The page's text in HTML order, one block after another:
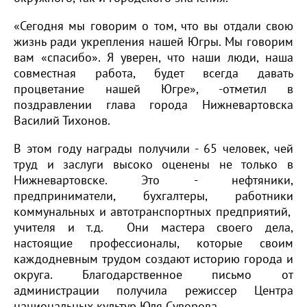
«Сегодня мы говорим о том, что вы отдали свою
жизнь ради укрепления нашей Югры. Мы говорим
вам «спасибо». Я уверен, что наши люди, наша
совместная работа, будет всегда давать
процветание нашей Югре», -отметил в
поздравлении глава города Нижневартовска
Василий Тихонов.
В этом году награды получили - 65 человек, чей
труд и заслуги высоко оценены не только в
Нижневартовске. Это - нефтяники,
предприниматели, бухгалтеры, работники
коммунальных и автотранспортных предприятий,
учителя и т.д. Они мастера своего дела,
настоящие профессионалы, которые своим
каждодневным трудом создают историю города и
округа. Благодарственное письмо от
администрации получила режиссер Центра